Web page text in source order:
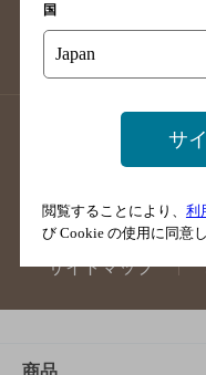
店舗登録方法のご案
掲
サイトマップ
商品
国
サ
閲覧することにより、 利
び Cookie の使用に同意